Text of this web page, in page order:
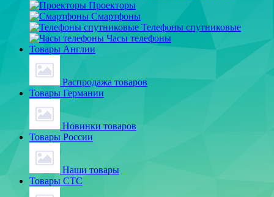
Проекторы
Смартфоны
Телефоны спутниковые
Часы телефоны
Товары Англии
Распродажа товаров
Товары Германии
Новинки товаров
Товары России
Наши товары
Товары СТС